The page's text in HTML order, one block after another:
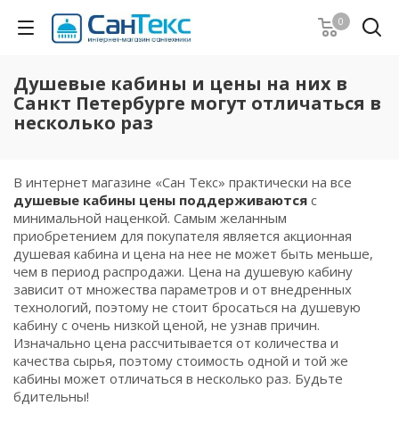
0
Душевые кабины и цены на них в
Санкт Петербурге могут отличаться в
несколько раз
В интернет магазине «Сан Текс» практически на все
душевые кабины цены поддерживаются с
минимальной наценкой. Самым желанным
приобретением для покупателя является акционная
душевая кабина и цена на нее не может быть меньше,
чем в период распродажи. Цена на душевую кабину
зависит от множества параметров и от внедренных
технологий, поэтому не стоит бросаться на душевую
кабину с очень низкой ценой, не узнав причин.
Изначально цена рассчитывается от количества и
качества сырья, поэтому стоимость одной и той же
кабины может отличаться в несколько раз. Будьте
бдительны!